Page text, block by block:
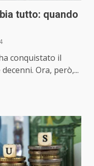
tutto: quando
conquistato il
Ora, però,...